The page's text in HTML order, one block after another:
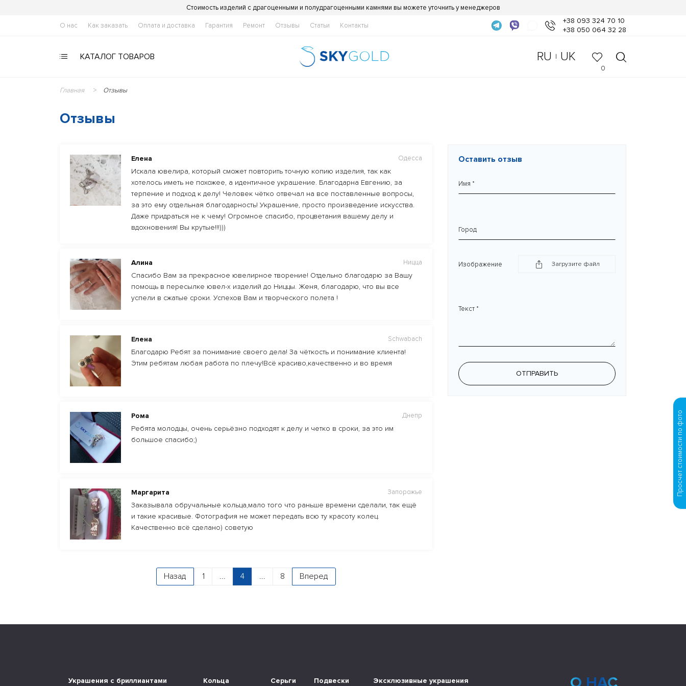
Стоимость изделий с драгоценными и полудрагоценными камнями вы можете уточнить у менеджеров
О нас Как заказать Оплата и доставка Гарантия Ремонт Отзывы Статьи Контакты
+38 093 324 70 10
+38 050 064 32 28
КАТАЛОГ ТОВАРОВ RU | UK
0
Главная Отзывы
Отзывы
Елена Одесса
Искала ювелира, который сможет повторить точную копию изделия, так как
хотелось иметь не похожее, а идентичное украшение. Благодарна Евгению, за
терпение и подход к делу! Человек чётко отвечал на все поставленные вопросы,
за это ему отдельная благодарность! Украшение, просто произведение искусства.
Даже придраться не к чему! Огромное спасибо, процветания вашему делу и
вдохновения! Вы крутые!!!)))
Алина Ницца
Спасибо Вам за прекрасное ювелирное творение! Отдельно благодарю за Вашу
помощь в пересылке ювел-х изделий до Ниццы. Женя, благодарю, что вы все
успели в cжатые сроки. Успехов Вам и творческого полета !
Елена Schwabach
Благодарю Ребят за понимание своего дела! За чёткость и понимание клиента!
Этим ребятам любая работа по плечу!Всё красиво,качественно и во время
Рома Днепр
Ребята молодцы, очень серьёзно подходят к делу и четко в сроки, за это им
большое спасибо;)
Маргарита Запорожье
Заказывала обручальные кольца,мало того что раньше времени сделали, так ещё
и такие красивые. Фотография не может передать всю ту красоту колец.
Качественно всё сделано) советую
Назад 1 ... 4 ... 8 Вперед
Оставить отзыв
Имя *
Город
Изображение Загрузите файл
Текст *
ОТПРАВИТЬ
Просчет стоимости по фото
Украшения с бриллиантами Кольца Серьги Подвески Эксклюзивные украшения